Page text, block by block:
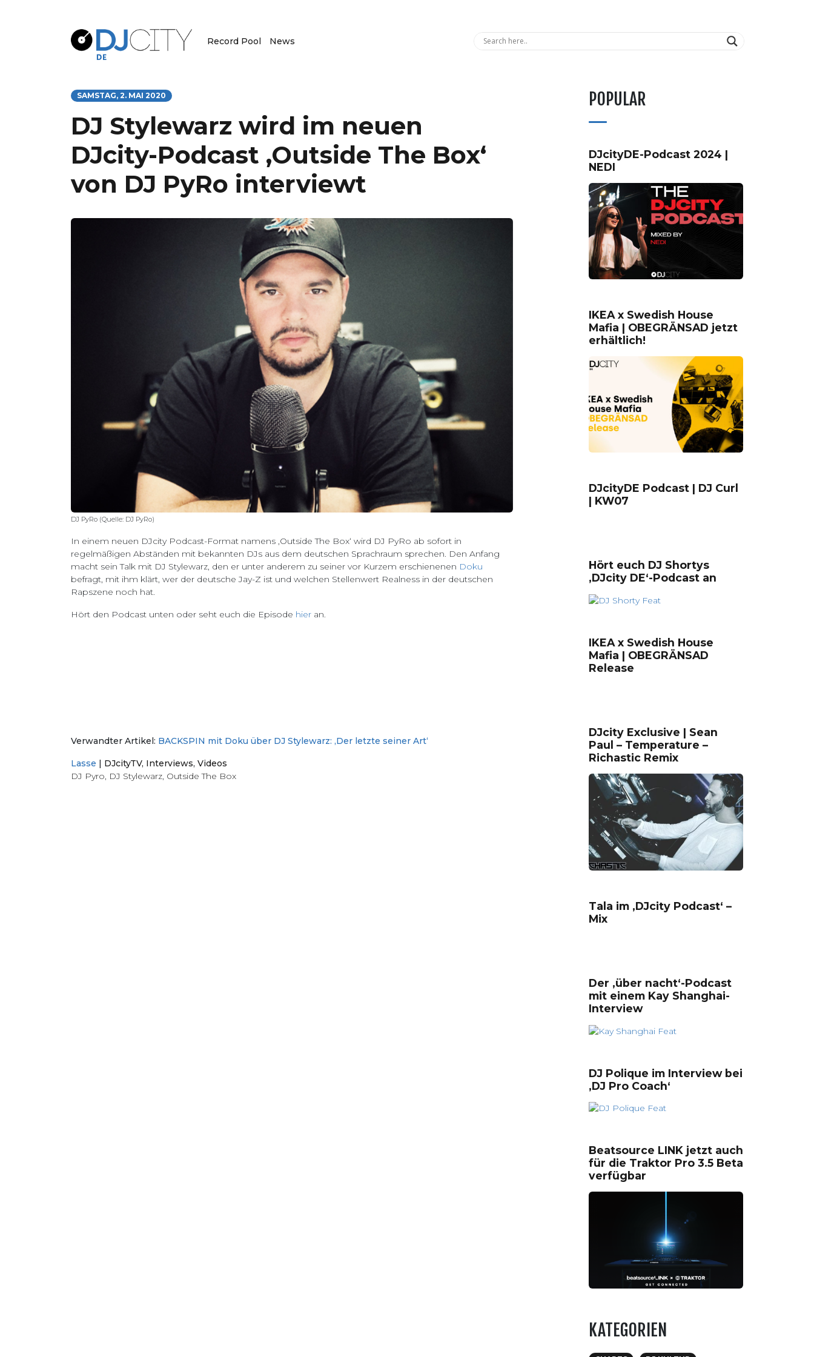
Record Pool News
SAMSTAG, 2. MAI 2020
DJ Stylewarz wird im neuen
DJcity-Podcast ‚Outside The Box‘
von DJ PyRo interviewt
DJ PyRo (Quelle: DJ PyRo)
In einem neuen DJcity Podcast-Format namens ‚Outside The Box‘ wird DJ PyRo ab sofort in
regelmäßigen Abständen mit bekannten DJs aus dem deutschen Sprachraum sprechen. Den Anfang
macht sein Talk mit DJ Stylewarz, den er unter anderem zu seiner vor Kurzem erschienenen Doku
befragt, mit ihm klärt, wer der deutsche Jay-Z ist und welchen Stellenwert Realness in der deutschen
Rapszene noch hat.
Hört den Podcast unten oder seht euch die Episode hier an.
Verwandter Artikel: BACKSPIN mit Doku über DJ Stylewarz: ‚Der letzte seiner Art‘
Lasse DJcityTV, Interviews, Videos
DJ Pyro, DJ Stylewarz, Outside The Box
POPULAR
DJcityDE-Podcast 2024 |
NEDI
IKEA x Swedish House
Mafia | OBEGRÄNSAD jetzt
erhältlich!
DJcityDE Podcast | DJ Curl
| KW07
Hört euch DJ Shortys
‚DJcity DE‘-Podcast an
IKEA x Swedish House
Mafia | OBEGRÄNSAD
Release
DJcity Exclusive | Sean
Paul – Temperature –
Richastic Remix
Tala im ‚DJcity Podcast‘ –
Mix
Der ‚über nacht‘-Podcast
mit einem Kay Shanghai-
Interview
DJ Polique im Interview bei
‚DJ Pro Coach‘
Beatsource LINK jetzt auch
für die Traktor Pro 3.5 Beta
verfügbar
KATEGORIEN